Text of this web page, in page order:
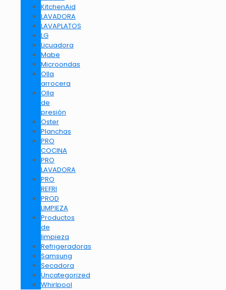
KitchenAid
LAVADORA
LAVAPLATOS
LG
Licuadora
Mabe
Microondas
Olla
arrocera
Olla
de
presión
Oster
Planchas
PRO
COCINA
PRO
LAVADORA
PRO
REFRI
PROD
LIMPIEZA
Productos
de
limpieza
Refrigeradoras
Samsung
Secadora
Uncategorized
Whirlpool